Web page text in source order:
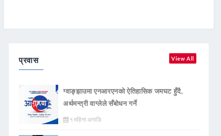
प्रवास View All
ग्वाङ्झाउमा एनआरएनको ऐतिहासिक जमघट हुँदै,
अर्थमन्त्री वाग्लेले सँबोधन गर्ने
१ महिना अगाडि